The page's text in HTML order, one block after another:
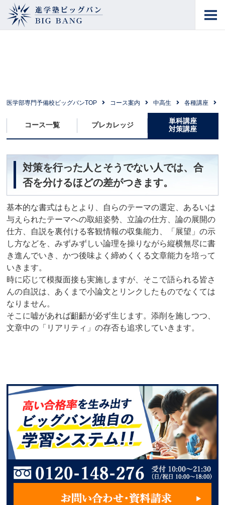
医学部専門予備校ビッグバンTOP コース案内 中高生 各種講座
コース一覧 プレカレッジ
単科講座
対策講座
対策を行った人とそうでない人では、合
否を分けるほどの差がつきます。
基本的な書式はもとより、自らのテーマの選定、あるいは
与えられたテーマへの取組姿勢、立論の仕方、論の展開の
仕方、自説を裏付ける客観情報の収集能力、「展望」の示
し方などを、みずみずしい論理を操りながら縦横無尽に書
き進んでいき、かつ後味よく締めくくる文章能力を培って
いきます。
時に応じて模擬面接も実施しますが、そこで語られる皆さ
んの自説は、あくまで小論文とリンクしたものでなくては
なりません。
そこに嘘があれば齟齬が必ず生じます。添削を施しつつ、
文章中の「リアリティ」の存否も追求していきます。